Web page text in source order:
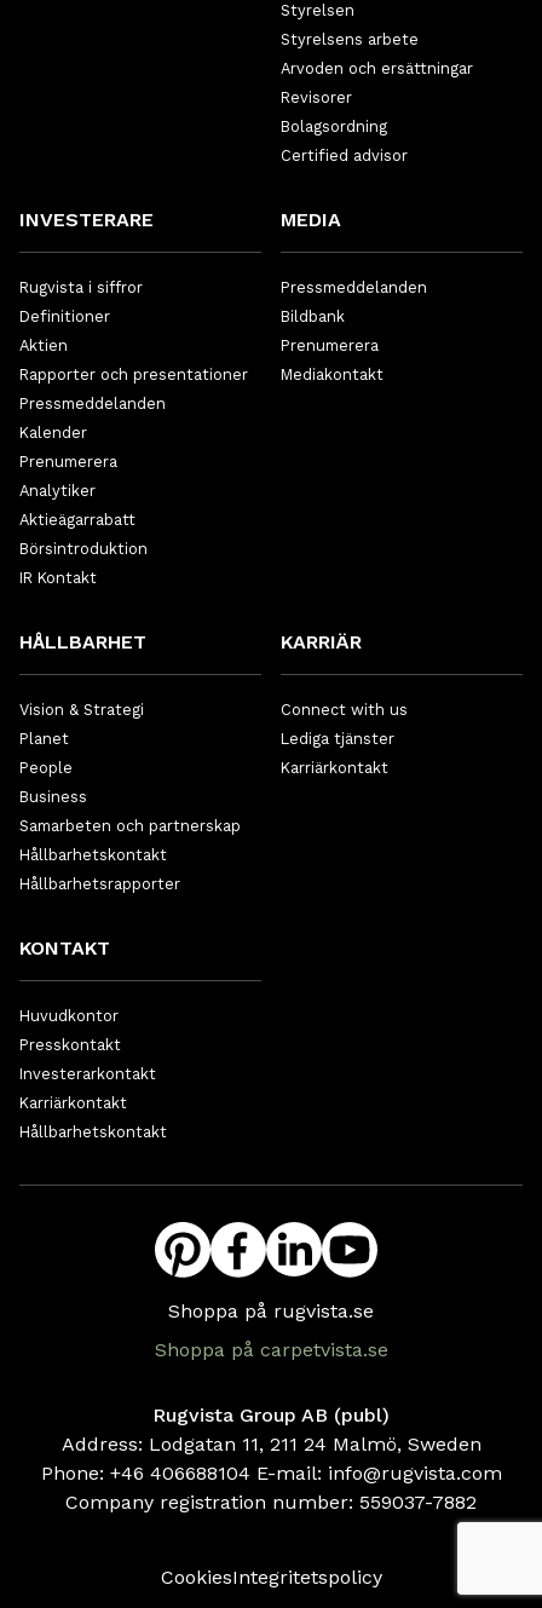
Styrelsen
Styrelsens arbete
Arvoden och ersättningar
Revisorer
Bolagsordning
Certified advisor
INVESTERARE
Rugvista i siffror
Definitioner
Aktien
Rapporter och presentationer
Pressmeddelanden
Kalender
Prenumerera
Analytiker
Aktieägarrabatt
Börsintroduktion
IR Kontakt
MEDIA
Pressmeddelanden
Bildbank
Prenumerera
Mediakontakt
HÅLLBARHET
Vision & Strategi
Planet
People
Business
Samarbeten och partnerskap
Hållbarhetskontakt
Hållbarhetsrapporter
KARRIÄR
Connect with us
Lediga tjänster
Karriärkontakt
KONTAKT
Huvudkontor
Presskontakt
Investerarkontakt
Karriärkontakt
Hållbarhetskontakt
Rugvista Group AB (publ)
Address: Lodgatan 11, 211 24 Malmö, Sweden
Phone: +46 406688104 E-mail: info@rugvista.com
Company registration number: 559037-7882
CookiesIntegritetspolicy
Shoppa på rugvista.se
Shoppa på carpetvista.se